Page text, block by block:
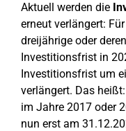
Aktuell werden die
erneut verlängert:
dreijährige oder
Investitionsfrist in
Investitionsfrist um
verlängert. Das
im Jahre 2017 oder
nun erst am